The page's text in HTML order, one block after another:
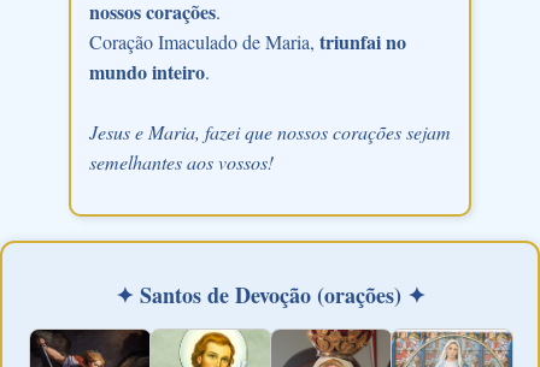
nossos corações.
Coração Imaculado de Maria, triunfai no
mundo inteiro.
Jesus e Maria, fazei que nossos corações sejam
semelhantes aos vossos!
✦ Santos de Devoção (orações) ✦